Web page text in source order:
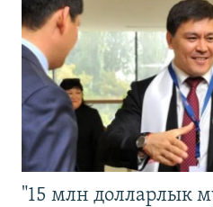
"15 млн долларлык